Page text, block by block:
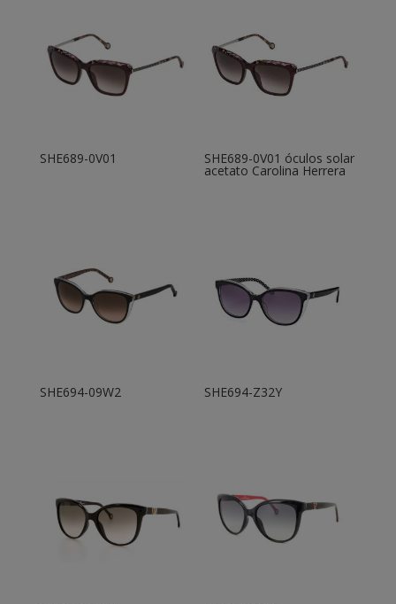
SHE689-0V01 SHE689-0V01 óculos solar
acetato Carolina Herrera
SHE694-09W2 SHE694-Z32Y